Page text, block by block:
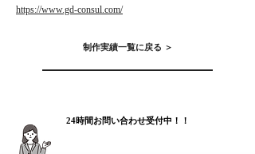
https://www.gd-consul.com/
制作実績一覧に戻る ＞
24時間お問い合わせ受付中！！